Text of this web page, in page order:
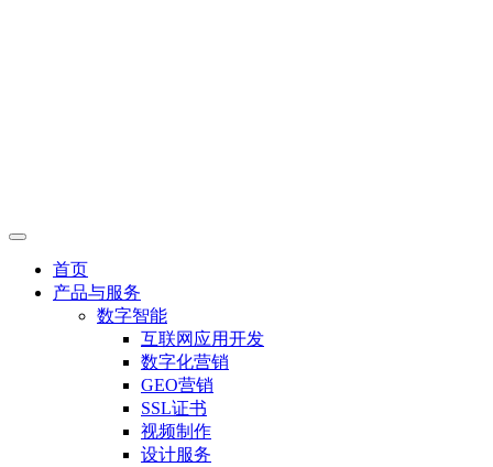
首页
产品与服务
数字智能
互联网应用开发
数字化营销
GEO营销
SSL证书
视频制作
设计服务